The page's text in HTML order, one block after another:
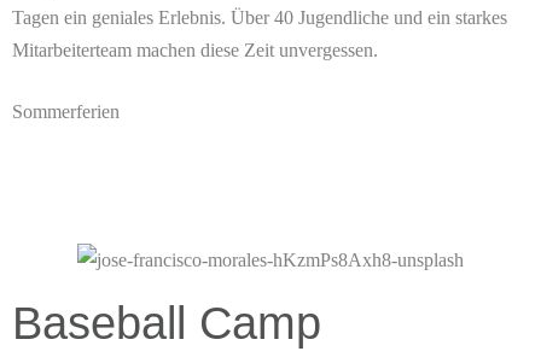
Tagen ein geniales Erlebnis. Über 40 Jugendliche und ein starkes
Mitarbeiterteam machen diese Zeit unvergessen.
Sommerferien
Baseball Camp